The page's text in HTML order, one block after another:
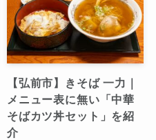
【弘前市】きそば 一力｜
メニュー表に無い「中華
そばカツ丼セット」を紹
介